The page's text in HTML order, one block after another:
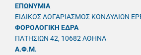
ΕΠΩΝΥΜΙΑ
ΕΙΔΙΚΟΣ ΛΟΓΑΡΙΑΣΜΟΣ ΚΟΝΔΥΛΙΩΝ
ΦΟΡΟΛΟΓΙΚΗ ΕΔΡΑ
ΠΑΤΗΣΙΩΝ 42, 10682 ΑΘΗΝΑ
A.Φ.Μ.